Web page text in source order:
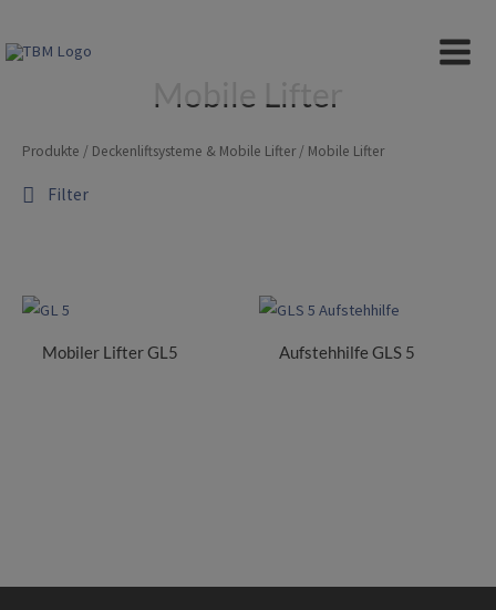
Inhalt
MAIN
Mobile Lifter
Produkte / Deckenliftsysteme & Mobile Lifter/ Mobile Lifter
Filter
Mobiler Lifter GL5 Aufstehhilfe GLS 5